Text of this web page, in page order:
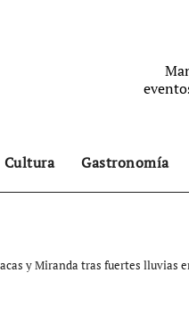
Cultura Gastronomía
y Miranda tras fuertes lluvias